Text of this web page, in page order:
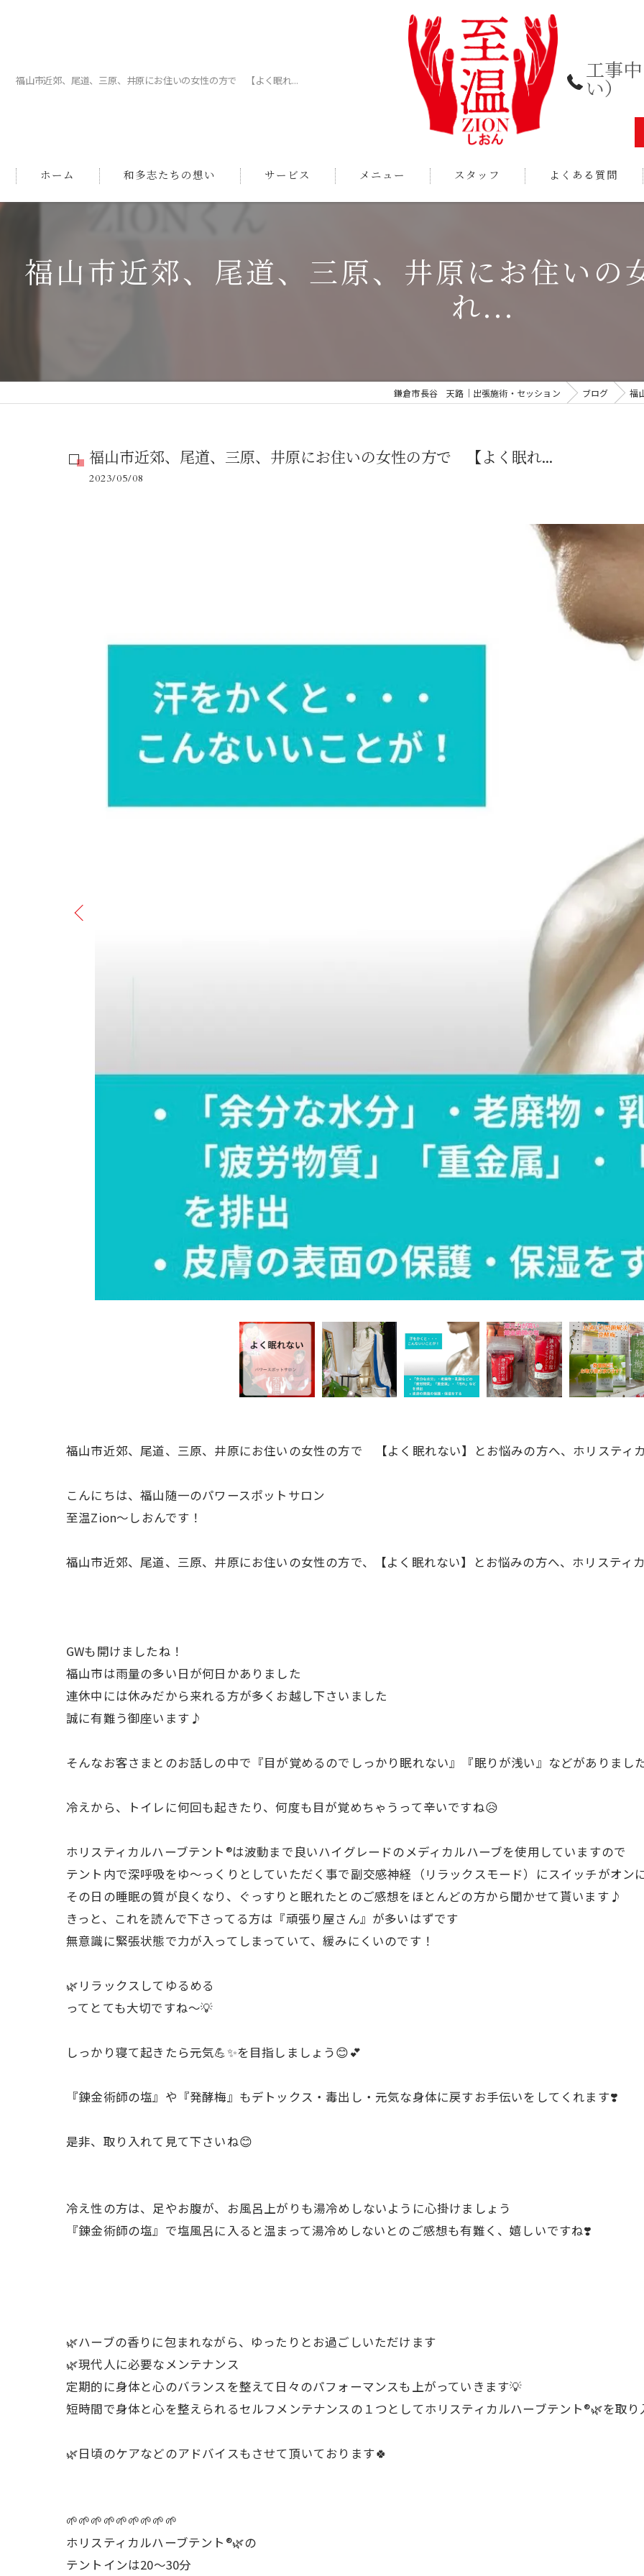
福山市近郊、尾道、三原、井原にお住いの女性の方で 【よく眠れ... 工事
い）
ホーム 和多志たちの想い サービス メニュー スタッフ よくある質問
福山市近郊、尾道、三原、井原にお住い
れ...
鎌倉市長谷 天路｜出張施術・セッション ブログ 福
福山市近郊、尾道、三原、井原にお住いの女性の方で 【よく眠れ...
2023/05/08
福山市近郊、尾道、三原、井原にお住いの女性の方で 【よく眠れない】とお悩みの方へ、ホリスティ
こんにちは、福山随一のパワースポットサロン
至温Zion～しおんです！
福山市近郊、尾道、三原、井原にお住いの女性の方で、【よく眠れない】とお悩みの方へ、ホリスティ
GWも開けましたね！
福山市は雨量の多い日が何日かありました
連休中には休みだから来れる方が多くお越し下さいました
誠に有難う御座います♪
そんなお客さまとのお話しの中で『目が覚めるのでしっかり眠れない』『眠りが浅い』などがありまし
冷えから、トイレに何回も起きたり、何度も目が覚めちゃうって辛いですね😥
ホリスティカルハーブテント®︎は波動まで良いハイグレードのメディカルハーブを使用していますので
テント内で深呼吸をゆ〜っくりとしていただく事で副交感神経（リラックスモード）にスイッチがオン
その日の睡眠の質が良くなり、ぐっすりと眠れたとのご感想をほとんどの方から聞かせて貰います♪
きっと、これを読んで下さってる方は『頑張り屋さん』が多いはずです
無意識に緊張状態で力が入ってしまっていて、緩みにくいのです！
🌿リラックスしてゆるめる
ってとても大切ですね〜💡
しっかり寝て起きたら元気💪✨を目指しましょう😊💕
『錬金術師の塩』や『発酵梅』もデトックス・毒出し・元気な身体に戻すお手伝いをしてくれます❣️
是非、取り入れて見て下さいね😊
冷え性の方は、足やお腹が、お風呂上がりも湯冷めしないように心掛けましょう
『錬金術師の塩』で塩風呂に入ると温まって湯冷めしないとのご感想も有難く、嬉しいですね❣️
🌿ハーブの香りに包まれながら、ゆったりとお過ごしいただけます
🌿現代人に必要なメンテナンス
定期的に身体と心のバランスを整えて日々のパフォーマンスも上がっていきます💡
短時間で身体と心を整えられるセルフメンテナンスの１つとしてホリスティカルハーブテント®︎🌿を取り
🌿日頃のケアなどのアドバイスもさせて頂いております🍀
🌱🌱🌱🌱🌱🌱🌱🌱🌱
ホリスティカルハーブテント®︎🌿の
テントインは20〜30分